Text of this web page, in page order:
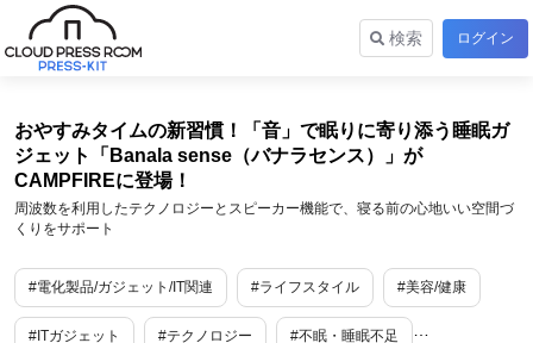
検索 ログイン
おやすみタイムの新習慣！「音」で眠りに寄り添う睡眠ガ
ジェット「Banala sense（バナラセンス）」が
CAMPFIREに登場！
周波数を利用したテクノロジーとスピーカー機能で、寝る前の心地いい空間づ
くりをサポート
#電化製品/ガジェット/IT関連 #ライフスタイル #美容/健康
#ITガジェット #テクノロジー #不眠・睡眠不足